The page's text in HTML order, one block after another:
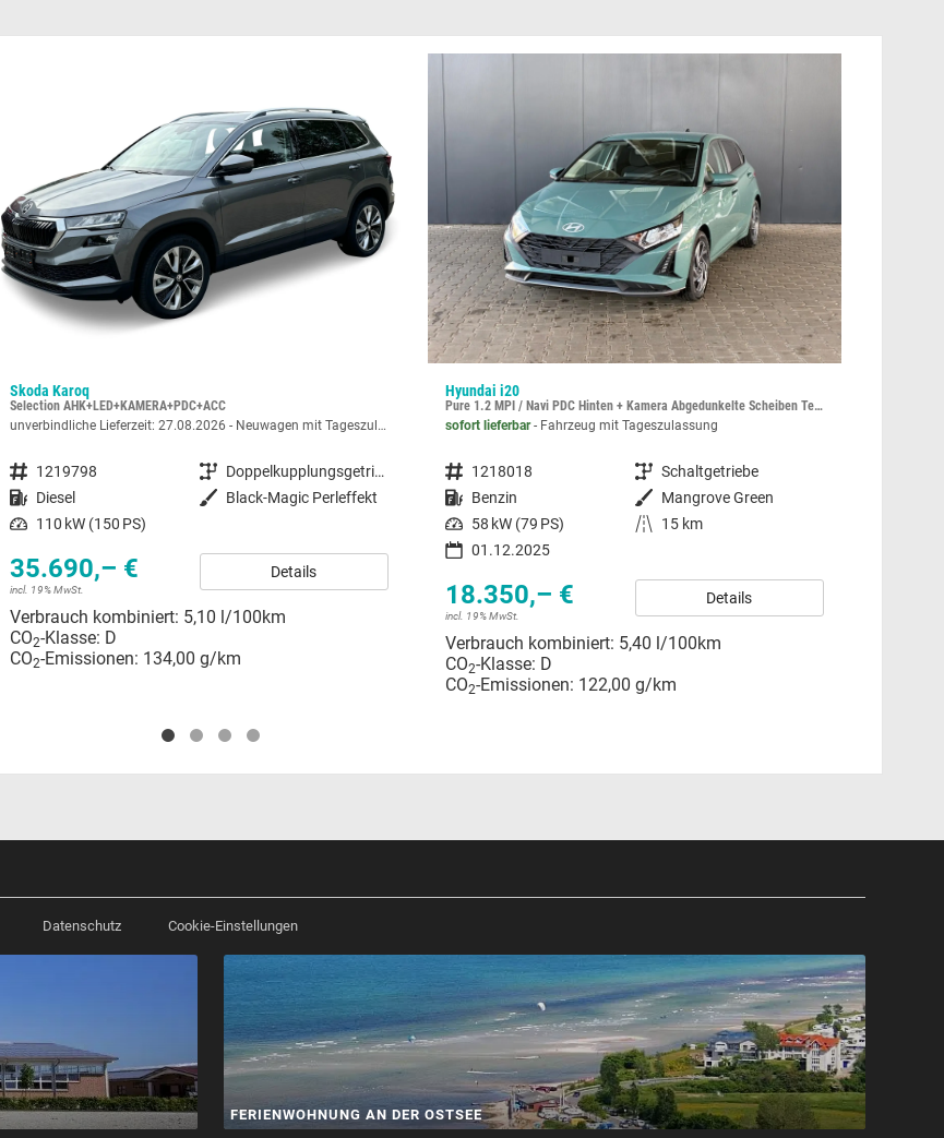
Skoda Karoq
Selection AHK+LED+KAMERA+PDC+ACC
unverbindliche Lieferzeit: 27.08.2026 Neuwagen mit Tageszulassung
Fahrzeugnummer 1219798 Getriebe
Doppelkupplungsgetriebe (DSG)
Kraftstoff Diesel Außenfarbe Black-Magic Perleffekt
Leistung 110 kW (150 PS)
35.690,– €
incl. 19% MwSt.
Details
Verbrauch kombiniert: 5,10 l/100km
CO2-Klasse: D
CO2-Emissionen: 134,00 g/km
Hyundai i20
Pure 1.2 MPI / Navi PDC Hinten + Kamera Abgedunkelte Scheiben Tempomat Alu 16"
sofort lieferbar
Fahrzeug mit Tageszulassung
Fahrzeugnummer 1218018 Getriebe Schaltgetriebe
Kraftstoff Benzin Außenfarbe Mangrove Green
Leistung 58 kW (79 PS) Kilometerstand
15 km
01.12.2025
18.350,– €
incl. 19% MwSt.
Details
Verbrauch kombiniert: 5,40 l/100km
CO2-Klasse: D
CO2-Emissionen: 122,00 g/km
Datenschutz Cookie-Einstellungen
FERIENWOHNUNG AN DER OSTSEE